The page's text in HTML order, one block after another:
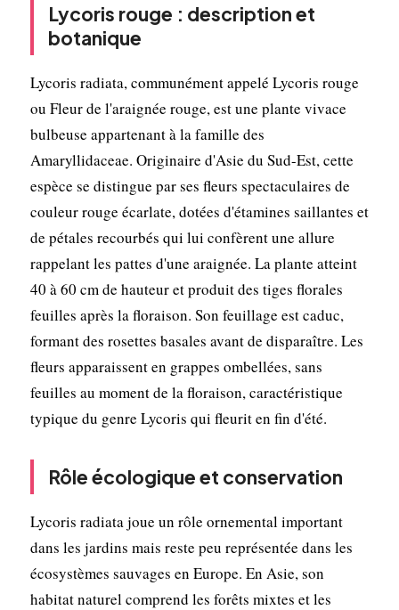
Lycoris rouge : description et
botanique
Lycoris radiata, communément appelé Lycoris rouge
ou Fleur de l'araignée rouge, est une plante vivace
bulbeuse appartenant à la famille des
Amaryllidaceae. Originaire d'Asie du Sud-Est, cette
espèce se distingue par ses fleurs spectaculaires de
couleur rouge écarlate, dotées d'étamines saillantes et
de pétales recourbés qui lui confèrent une allure
rappelant les pattes d'une araignée. La plante atteint
40 à 60 cm de hauteur et produit des tiges florales
feuilles après la floraison. Son feuillage est caduc,
formant des rosettes basales avant de disparaître. Les
fleurs apparaissent en grappes ombellées, sans
feuilles au moment de la floraison, caractéristique
typique du genre Lycoris qui fleurit en fin d'été.
Rôle écologique et conservation
Lycoris radiata joue un rôle ornemental important
dans les jardins mais reste peu représentée dans les
écosystèmes sauvages en Europe. En Asie, son
habitat naturel comprend les forêts mixtes et les